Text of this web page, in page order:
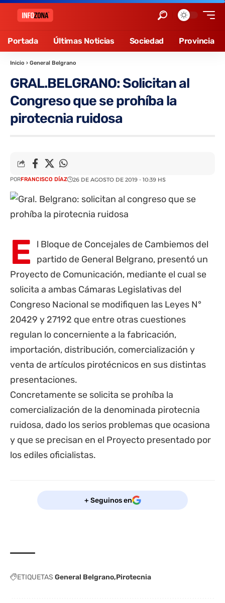
Portada Últimas Noticias Sociedad Provincia
Inicio › General Belgrano
GRAL.BELGRANO: Solicitan al
Congreso que se prohíba la
pirotecnia ruidosa
PORFRANCISCO DÍAZ 26 DE AGOSTO DE 2019 - 10:39 HS
E
l Bloque de Concejales de Cambiemos del
partido de General Belgrano, presentó un
Proyecto de Comunicación, mediante el cual se
solicita a ambas Cámaras Legislativas del
Congreso Nacional se modifiquen las Leyes N°
20429 y 27192 que entre otras cuestiones
regulan lo concerniente a la fabricación,
importación, distribución, comercialización y
venta de artículos pirotécnicos en sus distintas
presentaciones.
Concretamente se solicita se prohíba la
comercialización de la denominada pirotecnia
ruidosa, dado los serios problemas que ocasiona
y que se precisan en el Proyecto presentado por
los ediles oficialistas.
+ Seguinos en
ETIQUETAS General Belgrano Pirotecnia